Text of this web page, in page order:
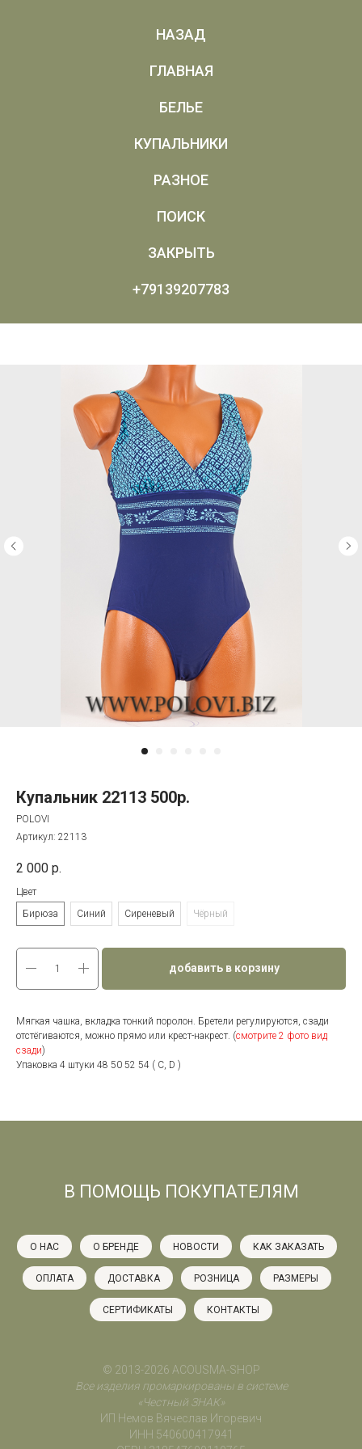
НАЗАД
ГЛАВНАЯ
БЕЛЬЕ
КУПАЛЬНИКИ
РАЗНОЕ
ПОИСК
ЗАКРЫТЬ
+79139207783
Купальник 22113 500р.
POLOVI
Артикул: 22113
2 000 р.
Цвет
Бирюза
Синий Сиреневый Чёрный
добавить в корзину
Мягкая чашка, вкладка тонкий поролон. Бретели регулируются, сзади
отстёгиваются, можно прямо или крест-накрест. (смотрите 2 фото вид
сзади)
Упаковка 4 штуки 48 50 52 54 ( С, D )
В ПОМОЩЬ ПОКУПАТЕЛЯМ
О НАС О БРЕНДЕ НОВОСТИ КАК ЗАКАЗАТЬ
ОПЛАТА ДОСТАВКА РОЗНИЦА РАЗМЕРЫ
СЕРТИФИКАТЫ КОНТАКТЫ
© 2013-2026 ACOUSMA-SHOP
Все изделия промаркированы в системе
«Честный ЗНАК»
ИП Немов Вячеслав Игоревич
ИНН 540600417941